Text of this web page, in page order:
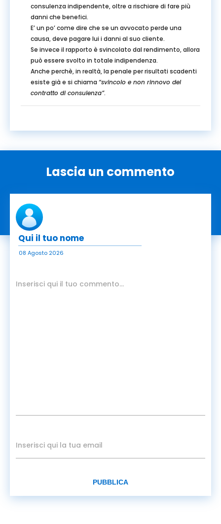
consulenza indipendente, oltre a rischiare di fare più
danni che benefici.
E’ un po’ come dire che se un avvocato perde una
causa, deve pagare lui i danni al suo cliente.
Se invece il rapporto è svincolato dal rendimento, allora
può essere svolto in totale indipendenza.
Anche perchè, in realtà, la penale per risultati scadenti
esiste già e si chiama “svincolo e non rinnovo del
contratto di consulenza”.
Lascia un commento
08 Agosto 2026
PUBBLICA